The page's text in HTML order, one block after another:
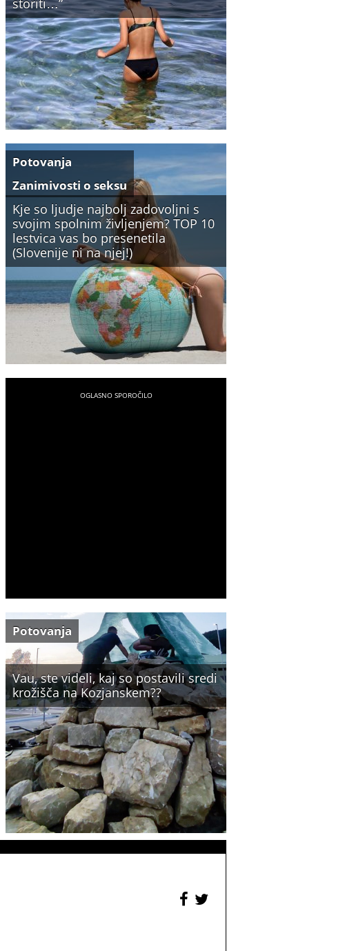
storiti…”
Kje so ljudje najbolj zadovoljni s
svojim spolnim življenjem? TOP 10
lestvica vas bo presenetila
(Slovenije ni na njej!)
Potovanja
Zanimivosti o seksu
Vau, ste videli, kaj so postavili sredi
krožišča na Kozjanskem??
Potovanja